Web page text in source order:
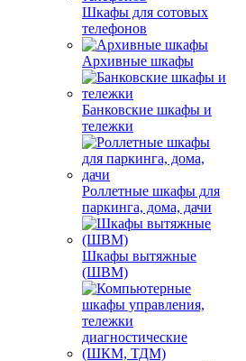
Шкафы для сотовых
телефонов
Архивные шкафы
Банковские шкафы и
тележки
Роллетные шкафы для
паркинга, дома, дачи
Шкафы вытяжные
(ШВМ)